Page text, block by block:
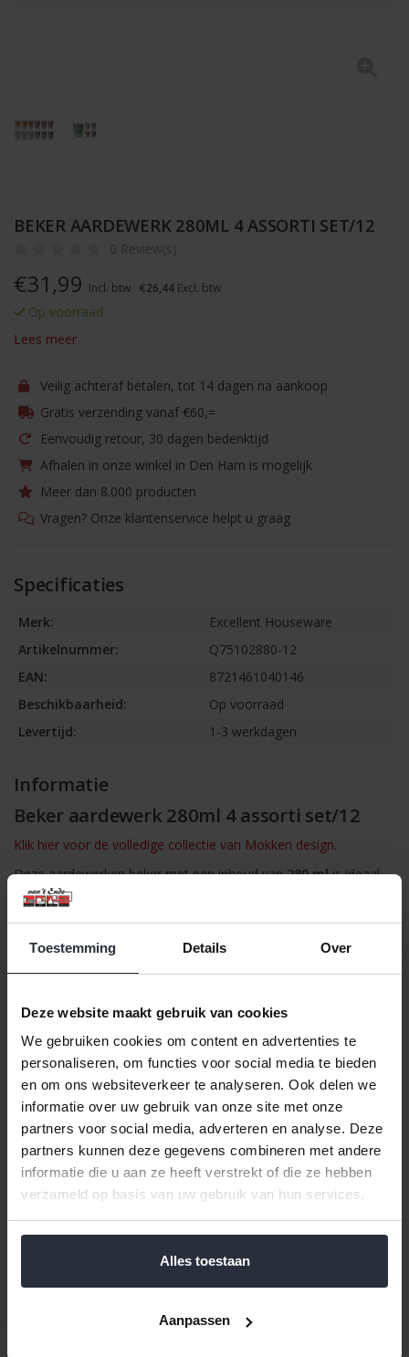
Toestemming Details Over
Deze website maakt gebruik van cookies
We gebruiken cookies om content en advertenties te
personaliseren, om functies voor social media te bieden
en om ons websiteverkeer te analyseren. Ook delen we
informatie over uw gebruik van onze site met onze
partners voor social media, adverteren en analyse. Deze
partners kunnen deze gegevens combineren met andere
informatie die u aan ze heeft verstrekt of die ze hebben
verzameld op basis van uw gebruik van hun services.
Alles toestaan
Aanpassen
BEKER AARDEWERK 280ML 4 ASSORTI SET/12
0 Review(s)
€31,99 Incl. btw €26,44 Excl. btw
Op voorraad
Lees meer
Veilig achteraf betalen, tot 14 dagen na aankoop
Gratis verzending vanaf €60,=
Eenvoudig retour, 30 dagen bedenktijd
Afhalen in onze winkel in Den Ham is mogelijk
Meer dan 8.000 producten
Vragen? Onze klantenservice helpt u graag
Specificaties
Merk:
Excellent Houseware
Artikelnummer:
Q75102880-12
EAN:
8721461040146
Beschikbaarheid:
Op voorraad
Levertijd:
1-3 werkdagen
Informatie
Beker aardewerk 280ml 4 assorti set/12
Klik hier voor de volledige collectie van Mokken design.
Deze aardewerken beker met een inhoud van280 mlis ideaal
voor koffie, thee of andere warme dranken. Dankzij de licht
basis. Hierdoor is geen enkele beker precies hetzelfde en
ontstaat er een speels en levendig geheel in elke set.
Deze set bestaat uit
Tijdens het afrekenen kunt u een kleurvoorkeur aangeven, maar
levering is afhankelijk van de beschikbare voorraad en kan niet
worden gegarandeerd.
Specificaties:
Inhoud: 280 ml
Materiaal: aardewerk (faience)
Hoogte: 9,6 cm
Reviews